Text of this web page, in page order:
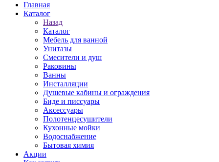
Главная
Каталог
Назад
Каталог
Мебель для ванной
Унитазы
Смесители и душ
Раковины
Ванны
Инсталляции
Душевые кабины и ограждения
Биде и писсуары
Аксессуары
Полотенцесушители
Кухонные мойки
Водоснабжение
Бытовая химия
Акции